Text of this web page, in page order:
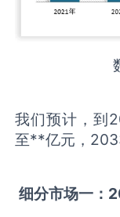
我们预计，到
至**亿元，
细分市场一：